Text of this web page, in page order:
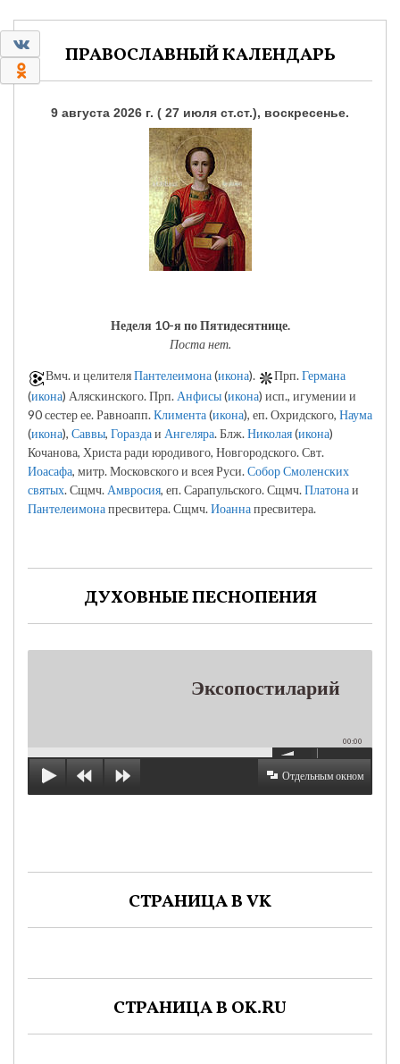
0ПРАВОСЛАВНЫЙ КАЛЕНДАРЬ
9 августа 2026 г. ( 27 июля ст.ст.), воскресенье.
Неделя 10-я по Пятидесятнице.
Поста нет.
Вмч. и целителяПантелеимона(икона). Прп.Германа
(икона) Аляскинского. Прп.Анфисы(икона) исп., игумении и
90 сестер ее. Равноапп.Климента(икона), еп. Охридского, Наума
(икона), Саввы, Гораздаи Ангеляра. Блж.Николая(икона)
Кочанова, Христа ради юродивого, Новгородского. Свт.
Иоасафа, митр. Московского и всея Руси.Собор Смоленских
святых. Сщмч.Амвросия, еп. Сарапульского. Сщмч.Платонаи
Пантелеимонапресвитера. Сщмч.Иоаннапресвитера.
ДУХОВНЫЕ ПЕСНОПЕНИЯ
Эксопостиларий
00:00
Отдельным окном
СТРАНИЦА В VK
СТРАНИЦА В OK.RU